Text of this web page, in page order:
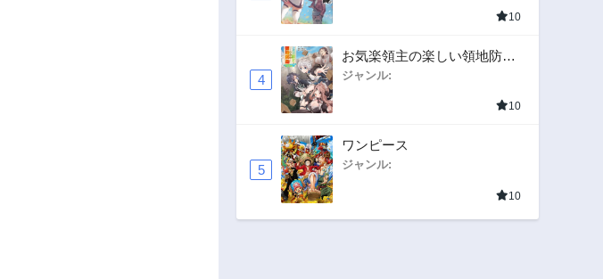
10
4
お気楽領主の楽しい領地防衛
〜生産系魔術で名もなき村を
ジャンル:
10
5
ワンピース
ジャンル:
10